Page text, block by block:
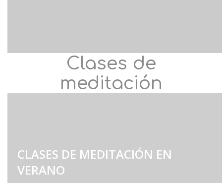
Clases de
meditación
CLASES DE MEDITACIÓN EN
VERANO